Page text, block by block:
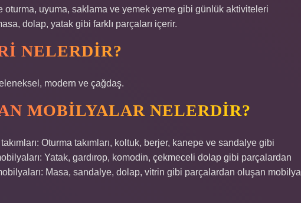
oturma, uyuma, saklama ve yemek yeme gibi günlük aktiviteleri
dolap, yatak gibi farklı parçaları içerir.
NELERDIR?
modern ve çağdaş.
MOBILYALAR NELERDIR?
Oturma takımları, koltuk, berjer, kanepe ve sandalye gibi
Yatak, gardırop, komodin, çekmeceli dolap gibi parçalardan
Masa, sandalye, dolap, vitrin gibi parçalardan oluşan mobilya